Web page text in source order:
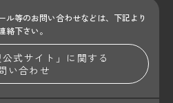
ル等のお問い合わせなどは、下記より
絡下さい。
公式サイト」に関する
い合わせ